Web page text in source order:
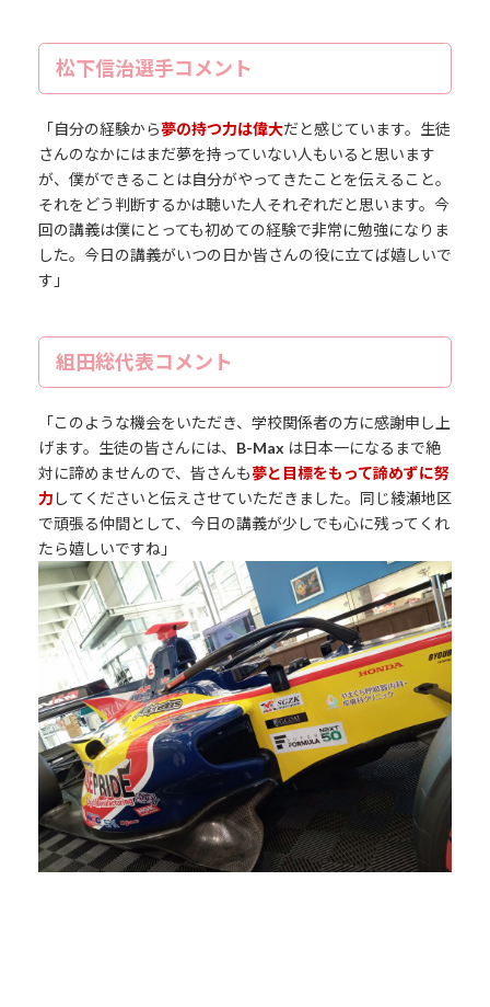
松下信治選手コメント
「自分の経験から夢の持つ力は偉大だと感じています。生徒
さんのなかにはまだ夢を持っていない人もいると思います
が、僕ができることは自分がやってきたことを伝えること。
それをどう判断するかは聴いた人それぞれだと思います。今
回の講義は僕にとっても初めての経験で非常に勉強になりま
した。今日の講義がいつの日か皆さんの役に立てば嬉しいで
す」
組田総代表コメント
「このような機会をいただき、学校関係者の方に感謝申し上
げます。生徒の皆さんには、 B-Max は日本一になるまで絶
対に諦めませんので、皆さんも夢と目標をもって諦めずに努
力 してくださいと伝えさせていただきました。同じ綾瀬地区
で頑張る仲間として、今日の講義が少しでも心に残ってくれ
たら嬉しいですね」